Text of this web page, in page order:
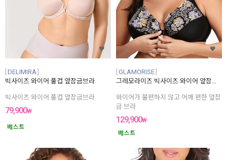
DELIMIRA
빅사이즈 와이어 풀컵 앞잠금브라
빅사이즈 와이어 풀컵 앞잠금브라
79,900₩
GLAMORISE
와이어가 불편하지 않고 어깨 편한 앞잠
금 브라
129,900₩